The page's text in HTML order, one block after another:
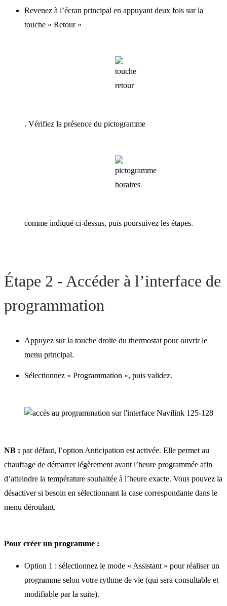
Revenez à l’écran principal en appuyant deux fois sur la
touche « Retour »
. Vérifiez la présence du pictogramme
comme indiqué ci-dessus, puis poursuivez les étapes.
Étape 2 - Accéder à l’interface de
programmation
Appuyez sur la touche droite du thermostat pour ouvrir le
menu principal.
Sélectionnez « Programmation », puis validez.
NB : par défaut, l’option Anticipation est activée. Elle permet au
chauffage de démarrer légèrement avant l’heure programmée afin
d’atteindre la température souhaitée à l’heure exacte. Vous pouvez la
désactiver si besoin en sélectionnant la case correspondante dans le
menu déroulant.
Pour créer un programme :
Option 1 : sélectionnez le mode « Assistant » pour réaliser un
programme selon votre rythme de vie (qui sera consultable et
modifiable par la suite).